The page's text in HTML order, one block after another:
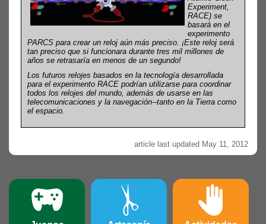
Experiment,
RACE) se
basará en el
experimento
PARCS para crear un reloj aún más preciso. ¡Este reloj será
tan preciso que si funcionara durante tres mil millones de
años se retrasaría en menos de un segundo!
Los futuros relojes basados en la tecnología desarrollada
para el experimento RACE podrían utilizarse para coordinar
todos los relojes del mundo, además de usarse en las
telecomunicaciones y la navegación--tanto en la Tierra como
el espacio.
article last updated May 11, 2012